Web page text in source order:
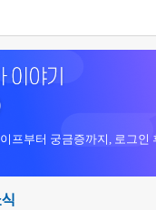
프부터 궁금증까지, 로그인